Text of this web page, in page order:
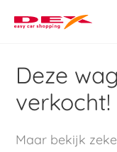
Deze
verkocht!
Maar bekijk